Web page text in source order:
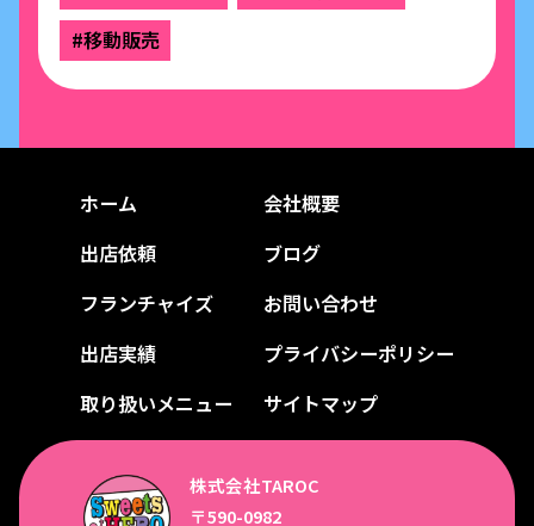
#移動販売
ホーム
出店依頼
フランチャイズ
出店実績
取り扱いメニュー
会社概要
ブログ
お問い合わせ
プライバシーポリシー
サイトマップ
株式会社TAROC
〒590-0982